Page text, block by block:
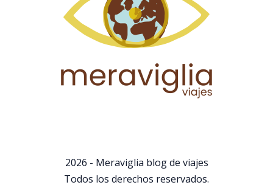
2026 - Meraviglia blog de viajes
Todos los derechos reservados.